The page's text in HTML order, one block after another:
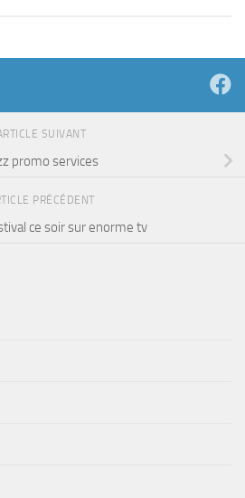
SUIVANT
promo services
PRÉCÉDENT
ce soir sur enorme tv